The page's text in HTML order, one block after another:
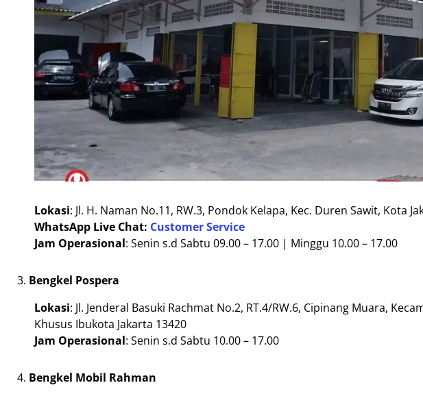
Lokasi: Jl. H. Naman No.11, RW.3, Pondok Kelapa, Kec. Duren Sawit, Kota
WhatsApp Live Chat: Customer Service
Jam Operasional: Senin s.d Sabtu 09.00 – 17.00 | Minggu 10.00 – 17.00
Bengkel Pospera
Lokasi: Jl. Jenderal Basuki Rachmat No.2, RT.4/RW.6, Cipinang Muara,
Khusus Ibukota Jakarta 13420
Jam Operasional: Senin s.d Sabtu 10.00 – 17.00
Bengkel Mobil Rahman